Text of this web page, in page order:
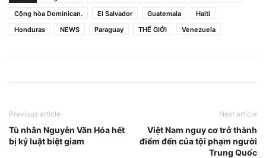
Cộng hòa Dominican.
El Salvador Guatemala
Haiti
Honduras
NEWS Paraguay THẾ GIỚI Venezuela
Previous article
Tù nhân Nguyễn Văn Hóa hết
bị kỷ luật biệt giam
Next article
Việt Nam nguy cơ trở thành
điểm đến của tội phạm người
Trung Quốc